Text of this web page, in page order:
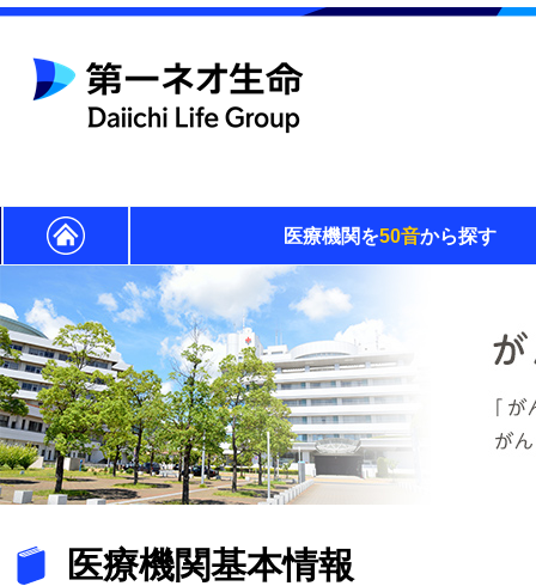
医療機関を50音から探す
医療機関基本情報